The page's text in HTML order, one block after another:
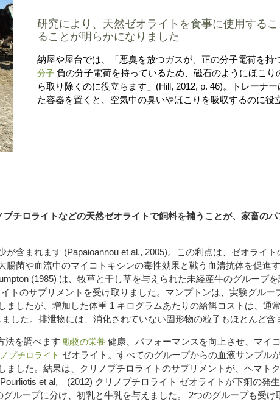
研究により、天然ゼオライトを食事に使用する
ることが明らかになりました
納屋や屋台では、「悪臭を放つガスが、正の分子電荷を持
分子 負の分子電荷を持っているため、磁石のようにほこ
ら取り除くのに役立ちます」(Hill, 2012, p. 46)。トレーナ
た容器を置くと、空気中の臭いやほこりを吸収するのに役
チロライトなどの天然ゼオライトで飼料を補うことが、家畜の
含まれます (Papaioannou et al., 2005)。この利点は、ゼオライト
菌や血流中のマイコトキシンの毒性効果と戦う血清抗体を促進
(1985) は、牧草と干し草を与えられた未経産牛のグループを
トのサプリメントを受け取りました。マンプトンは、実験グル
したが、増加した体重 1 キログラムあたりの給餌コストは、通
した。排泄物には、消化されていない固形物の粒子もほとんど含
法を調べます 動物の栄養 健康、パフォーマンスを向上させ、マイ
プチロライト ゼオライト。すべてのグループからの血液サンプル
した。結果は、クリノプチロライトのサプリメントが、ヘマト
et al。 (2012) クリノプチロライト ゼオライトが下痢の発
ループに分け、初乳と牛乳を与えました。 2つのグループも受け